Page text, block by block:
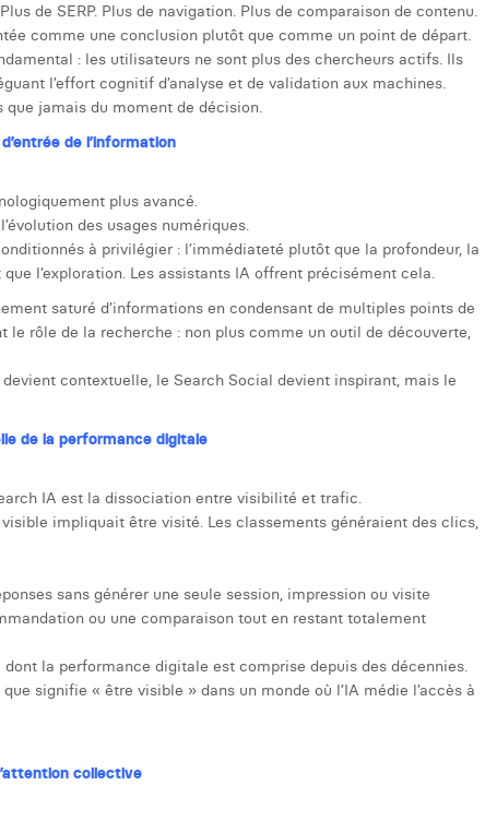
de SERP. Plus de navigation. Plus de comparaison de contenu.
comme une conclusion plutôt que comme un point de départ.
: les utilisateurs ne sont plus des chercheurs actifs. Ils
l’effort cognitif d’analyse et de validation aux machines.
que jamais du moment de décision.
de l’information
plus avancé.
des usages numériques.
à privilégier : l’immédiateté plutôt que la profondeur, la
l’exploration. Les assistants IA offrent précisément cela.
saturé d’informations en condensant de multiples points de
rôle de la recherche : non plus comme un outil de découverte,
contextuelle, le Search Social devient inspirant, mais le
de la performance digitale
IA est la dissociation entre visibilité et trafic.
impliquait être visité. Les classements généraient des clics,
sans générer une seule session, impression ou visite
ou une comparaison tout en restant totalement
dont la performance digitale est comprise depuis des décennies.
signifie « être visible » dans un monde où l’IA médie l’accès à
collective